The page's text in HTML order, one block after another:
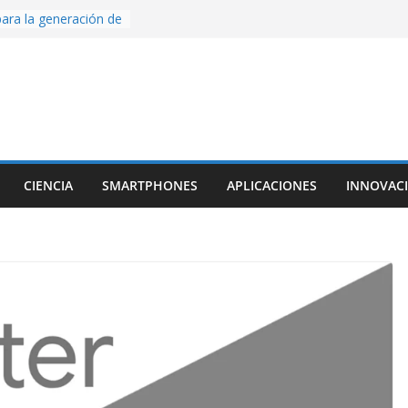
la generación de
con Inteligencia
una app
una
CIENCIA SMARTPHONES APLICACIONES